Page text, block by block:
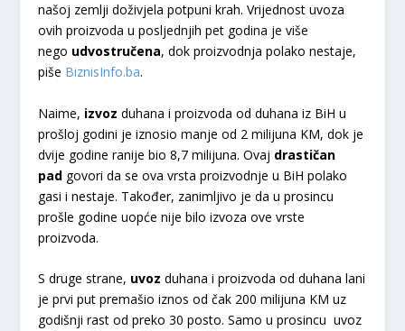
našoj zemlji doživjela potpuni krah. Vrijednost uvoza
ovih proizvoda u posljednjih pet godina je više
nego udvostručena, dok proizvodnja polako nestaje,
piše BiznisInfo.ba.
Naime, izvozduhana i proizvoda od duhana iz BiH u
prošloj godini je iznosio manje od 2 milijuna KM, dok je
dvije godine ranije bio 8,7 milijuna. Ovaj drastičan
pad govori da se ova vrsta proizvodnje u BiH polako
gasi i nestaje. Također, zanimljivo je da u prosincu
prošle godine uopće nije bilo izvoza ove vrste
proizvoda.
S druge strane, uvozduhana i proizvoda od duhana lani
je prvi put premašio iznos od čak 200 milijuna KM uz
godišnji rast od preko 30 posto. Samo u prosincu uvoz